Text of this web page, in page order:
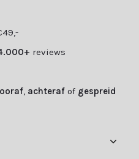
reviews
achteraf of gespreid